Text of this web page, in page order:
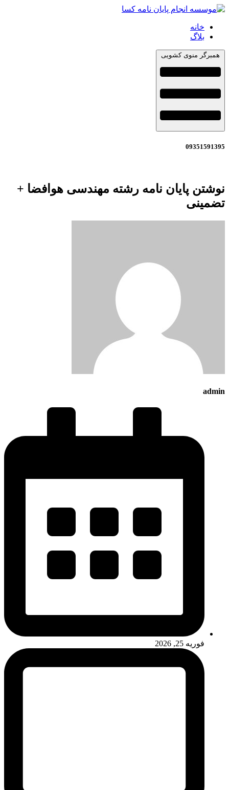
خانه
بلاگ
همبرگر منوی کشویی
09351591395
نوشتن پایان نامه رشته مهندسی هوافضا +
تضمینی
admin
فوریه 25, 2026